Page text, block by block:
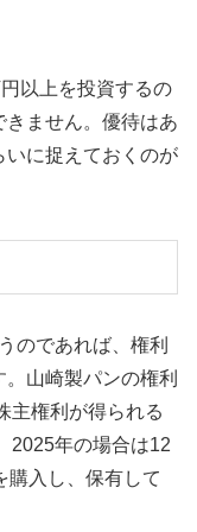
以上を投資するの
ません。優待はあ
いに捉えておくのが
のであれば、権利
山崎製パンの権利
主権利が得られる
2025年の場合は12
購入し、保有して